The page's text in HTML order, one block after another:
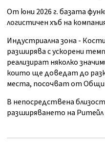
От юни 2026 г. базата
логистичен хъб на
Индустриална зона -
разширява с ускорени
реализират няколко
които ще доведат до
места, посочват от
В непосредствена
разширяването на